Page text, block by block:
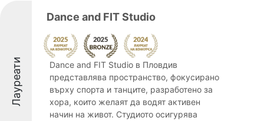
Лауреати
Dance and FIT Studio
Dance and FIT Studio в Пловдив
представлява пространство, фокусирано
върху спорта и танците, разработено за
хора, които желаят да водят активен
начин на живот. Студиото осигурява